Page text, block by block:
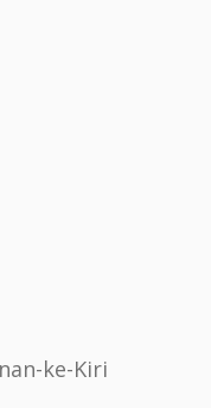
ke-Kiri